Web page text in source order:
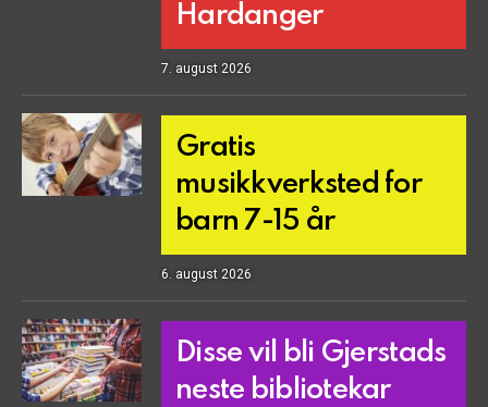
Hardanger
7. august 2026
Gratis
musikkverksted for
barn 7-15 år
6. august 2026
Disse vil bli Gjerstads
neste bibliotekar